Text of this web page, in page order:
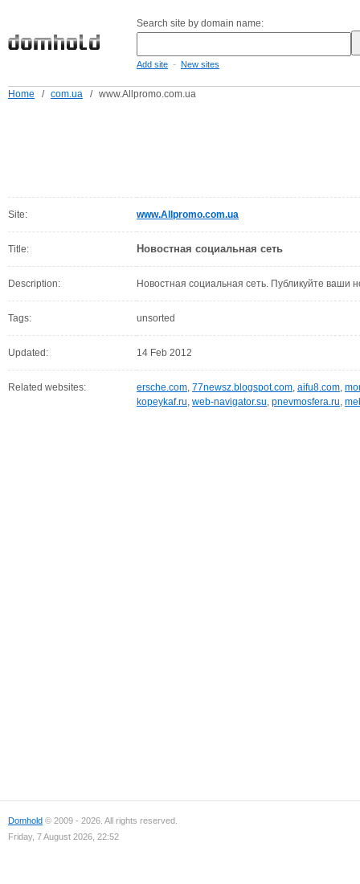
Search site by domain name:
Add site - New sites
Home / com.ua / www.Allpromo.com.ua
Site: www.Allpromo.com.ua
Title: Новостная социальная сеть
Description: Новостная социальная сеть. Публикуйте ваши
Tags: unsorted
Updated: 14 Feb 2012
Related websites: ersche.com, 77newsz.blogspot.com, aifu8.com,
kopeykaf.ru, web-navigator.su, pnevmosfera.ru,
Domhold © 2009 - 2026. All rights reserved.
Friday, 7 August 2026, 22:52